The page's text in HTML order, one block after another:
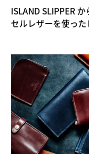
ISLAND SLIPPER
セルレザーを使っ